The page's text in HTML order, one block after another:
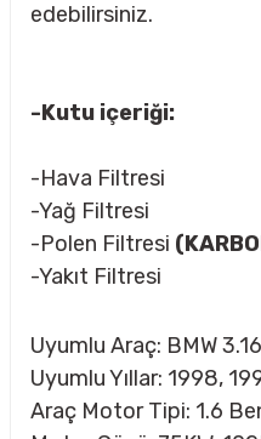
Rulman
edebilirsiniz.
-Kutu içeriği:
-Hava Filtresi
-Yağ Filtresi
-Polen Filtresi
-Yakıt Filtresi
Uyumlu Araç: BMW
Uyumlu Yıllar: 1998,
Araç Motor Tipi: 1.6